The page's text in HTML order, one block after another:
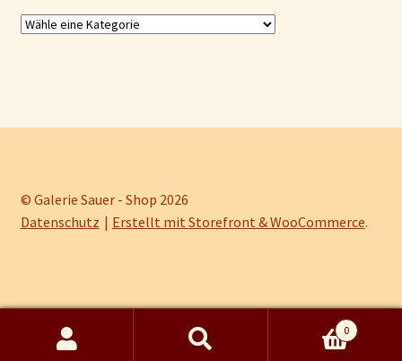
© Galerie Sauer - Shop 2026
Datenschutz
Erstellt mit Storefront & WooCommerce.
0
Kein Mehrwertsteuerausweis, da Kleinunternehmer nach §19 (1) UStG.